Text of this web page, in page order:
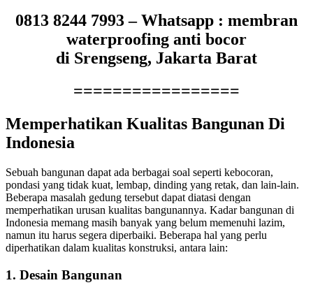
0813 8244 7993 – Whatsapp : membran
waterproofing anti bocor
di Srengseng, Jakarta Barat
=================
Memperhatikan Kualitas Bangunan Di
Indonesia
Sebuah bangunan dapat ada berbagai soal seperti kebocoran,
pondasi yang tidak kuat, lembap, dinding yang retak, dan lain-lain.
Beberapa masalah gedung tersebut dapat diatasi dengan
memperhatikan urusan kualitas bangunannya. Kadar bangunan di
Indonesia memang masih banyak yang belum memenuhi lazim,
namun itu harus segera diperbaiki. Beberapa hal yang perlu
diperhatikan dalam kualitas konstruksi, antara lain:
1. Desain Bangunan